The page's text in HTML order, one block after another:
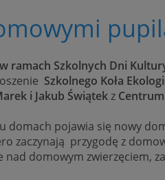
w ramach Szkolnych Dni
Szkolnego Koła
i Jakub Świątekz
domach pojawia się nowy
zaczynają przygodę z
nad domowym zwierzęciem,